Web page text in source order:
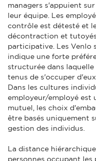
managers s'appuient
leur équipe. Les
contrôle est détesté et
décontraction et
participative. Les Venlo
indique une forte
structurée dans
tenus de s'occuper
Dans les cultures
employeur/employé est
mutuel, les choix
être basés uniquement
gestion des individus.
La distance
personnes occupant les